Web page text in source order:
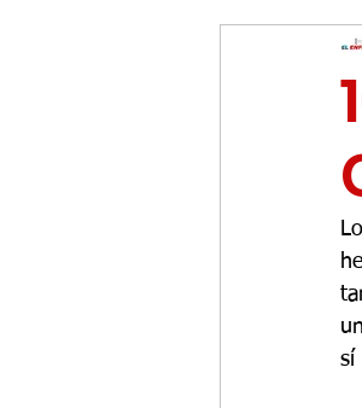
sí